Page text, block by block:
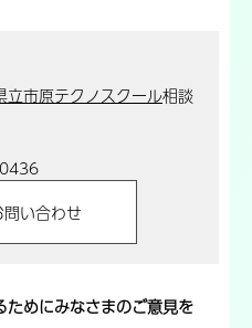
立市原テクノスクール相談
めにみなさまのご意見を